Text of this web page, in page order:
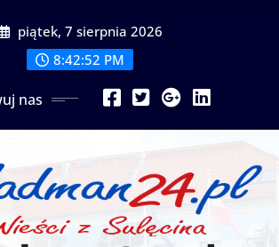
piątek, 7 sierpnia 2026
8:42:54 PM
nas